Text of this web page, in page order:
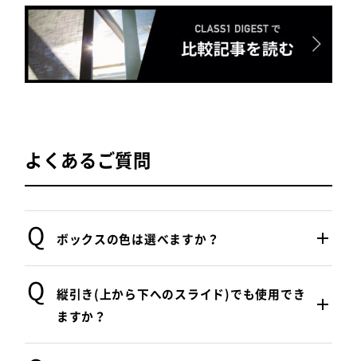
よくあるご質問
ボックスの色は選べますか？
す。
縦引き(上から下へのスライド)でも使用でき
ますか？